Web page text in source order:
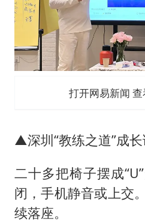
打开网易新闻
▲深圳“教练之道”成
二十多把椅子摆成
闭，手机静音或上交
续落座。